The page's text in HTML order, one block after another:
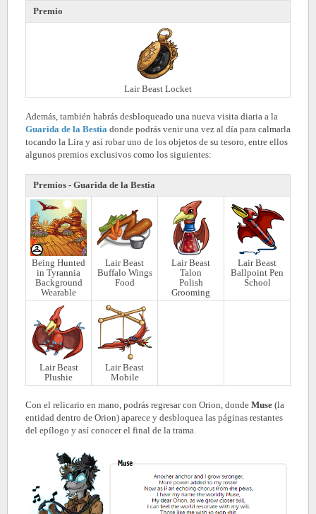
Premio
Lair Beast Locket
Además, también habrás desbloqueado una nueva visita diaria a la
Guarida de la Bestia donde podrás venir una vez al día para calmarla
tocando la Lira y así robar uno de los objetos de su tesoro, entre ellos
algunos premios exclusivos como los siguientes:
Premios - Guarida de la Bestia
Being Hunted
in Tyrannia
Background
Wearable
Lair Beast
Buffalo Wings
Food
Lair Beast
Talon
Polish
Grooming
Lair Beast
Ballpoint Pen
School
Lair Beast
Plushie
Lair Beast
Mobile
Con el relicario en mano, podrás regresar con Orion, donde Muse (la
entidad dentro de Orion) aparece y desbloquea las páginas restantes
del epílogo y así conocer el final de la trama.